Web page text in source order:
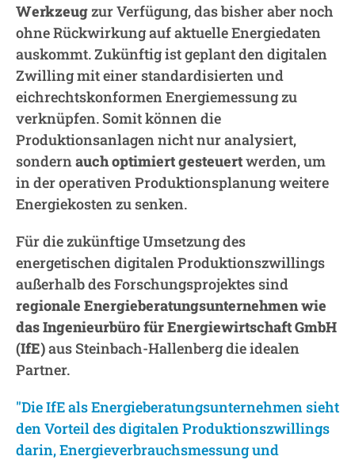
Werkzeug zur Verfügung, das bisher aber noch
ohne Rückwirkung auf aktuelle Energiedaten
auskommt. Zukünftig ist geplant den digitalen
Zwilling mit einer standardisierten und
eichrechtskonformen Energiemessung zu
verknüpfen. Somit können die
Produktionsanlagen nicht nur analysiert,
sondern auch optimiert gesteuertwerden, um
in der operativen Produktionsplanung weitere
Energiekosten zu senken.
Für die zukünftige Umsetzung des
energetischen digitalen Produktionszwillings
außerhalb des Forschungsprojektes sind
regionale Energieberatungsunternehmen wie
das Ingenieurbüro für Energiewirtschaft GmbH
(IfE)aus Steinbach-Hallenberg die idealen
Partner.
"Die IfE als Energieberatungsunternehmen sieht
den Vorteil des digitalen Produktionszwillings
darin, Energieverbrauchsmessung und